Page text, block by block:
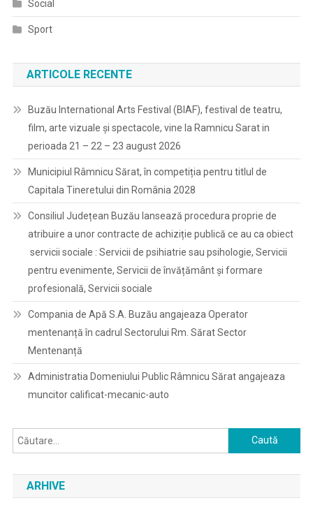
Social
Sport
ARTICOLE RECENTE
Buzău International Arts Festival (BIAF), festival de teatru,
film, arte vizuale și spectacole, vine la Ramnicu Sarat in
perioada 21 – 22 – 23 august 2026
Municipiul Râmnicu Sărat, în competiția pentru titlul de
Capitala Tineretului din România 2028
Consiliul Județean Buzău lansează procedura proprie de
atribuire a unor contracte de achiziție publică ce au ca obiect
servicii sociale : Servicii de psihiatrie sau psihologie, Servicii
pentru evenimente, Servicii de învățământ și formare
profesională, Servicii sociale
Compania de Apă S.A. Buzău angajeaza Operator
mentenanță în cadrul Sectorului Rm. Sărat Sector
Mentenanță
Administratia Domeniului Public Râmnicu Sărat angajeaza
muncitor calificat-mecanic-auto
Caută
după:
ARHIVE